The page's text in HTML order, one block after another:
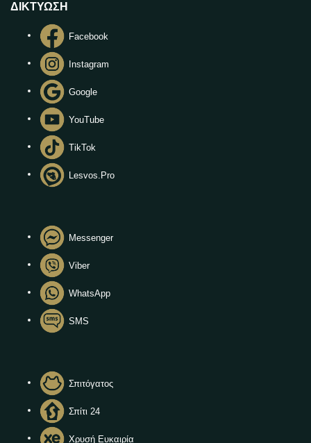
ΔΙΚΤΥΩΣΗ
Facebook
Instagram
Google
YouTube
TikTok
Lesvos.Pro
Messenger
Viber
WhatsApp
SMS
Σπιτόγατος
Σπίτι 24
Χρυσή Ευκαιρία